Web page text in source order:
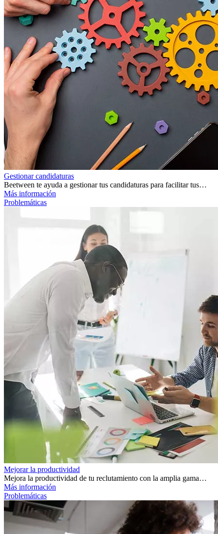
Gestionar candidaturas
Beetween te ayuda a gestionar tus candidaturas para facilitar tus…
Más información
Problemáticas
Mejorar la productividad
Mejora la productividad de tu reclutamiento con la amplia gama…
Más información
Problemáticas